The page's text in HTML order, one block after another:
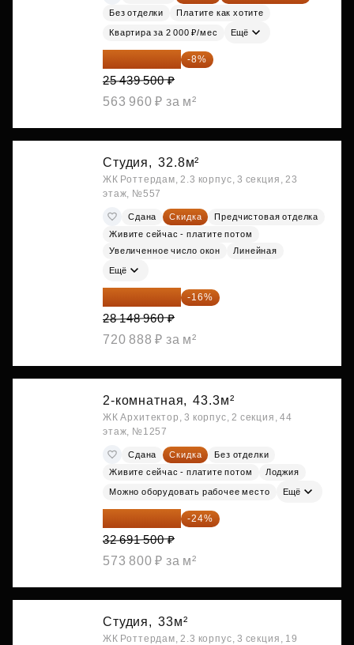
Без отделки Платите как хотите
Квартира за 2 000 ₽/мес Ещё
23 404 340 ₽ -8%
25 439 500 ₽
563 960 ₽ за м²
Студия, 32.8м²
ЖК Роттердам, 2.3 корпус, 3 секция, 23
этаж, №557
Сдана Скидка
Предчистовая отделка
Живите сейчас - платите потом
Увеличенное число окон
Линейная
Ещё
23 645 126 ₽ -16%
28 148 960 ₽
720 888 ₽ за м²
2-комнатная, 43.3м²
ЖК Архитектор, 3 корпус, 2 секция, 44
этаж, №1257
Сдана Скидка
Без отделки
Живите сейчас - платите потом
Лоджия
Можно оборудовать рабочее место Ещё
24 845 540 ₽ -24%
32 691 500 ₽
573 800 ₽ за м²
Студия, 33м²
ЖК Роттердам, 2.3 корпус, 3 секция, 19